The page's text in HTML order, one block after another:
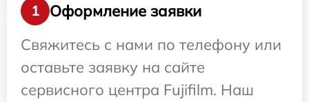
1
Оформление заявки
Свяжитесь с нами по телефону или
оставьте заявку на сайте
сервисного центра Fujifilm. Наш